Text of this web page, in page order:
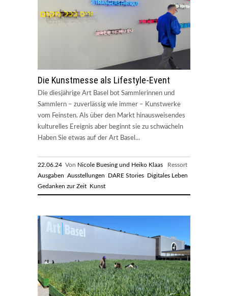
Die Kunstmesse als Lifestyle-Event
Die diesjährige Art Basel bot Sammlerinnen und
Sammlern – zuverlässig wie immer – Kunstwerke
vom Feinsten. Als über den Markt hinausweisendes
kulturelles Ereignis aber beginnt sie zu schwächeln
Haben Sie etwas auf der Art Basel...
22.06.24 Von Nicole Buesing und Heiko Klaas Ressort
Ausgaben Ausstellungen DARE Stories Digitales Leben
Gedanken zur Zeit Kunst